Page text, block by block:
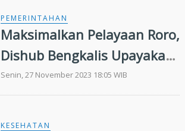
PEMERINTAHAN
Maksimalkan Pelayaan Roro,
Dishub Bengkalis Upayakan
Pemindahan Pengisian BBM
dari Batam ke Dumai
Senin, 27 November 2023 18:05 WIB
KESEHATAN